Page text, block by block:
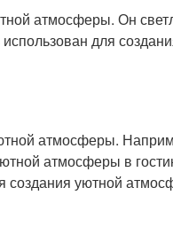
атмосферы. Он
для
атмосферы.
атмосферы в
создания уютной